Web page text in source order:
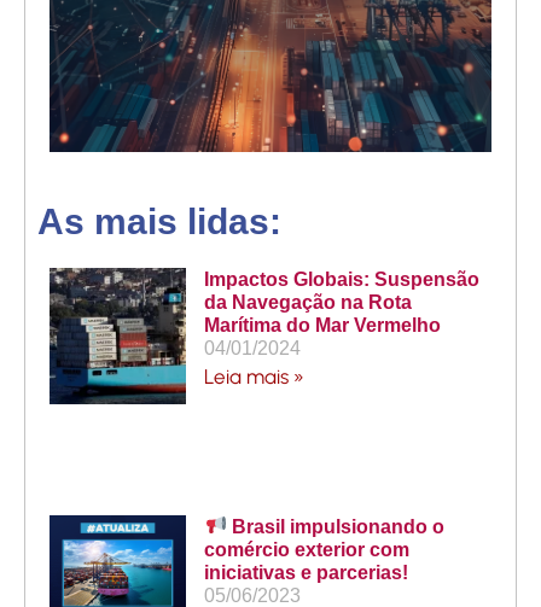
As mais lidas:
Impactos Globais: Suspensão
da Navegação na Rota
Marítima do Mar Vermelho
04/01/2024
Leia mais »
Brasil impulsionando o
comércio exterior com
iniciativas e parcerias!
05/06/2023